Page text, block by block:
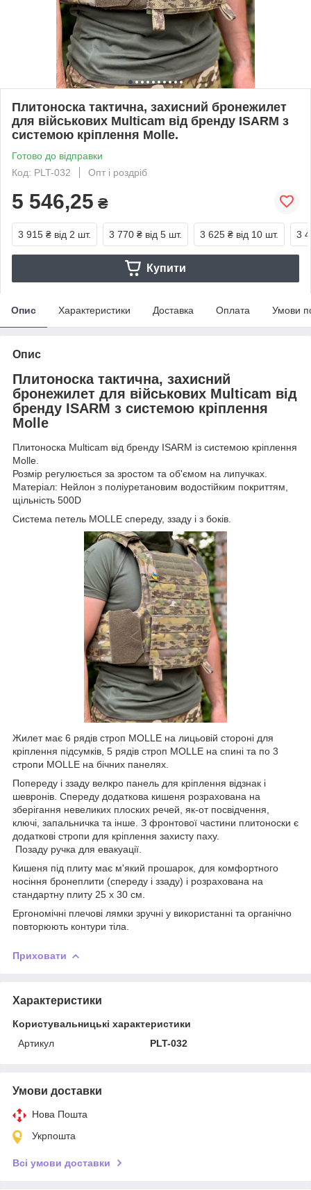
Плитоноска тактична, захисний бронежилет
для військових Multicam від бренду ISARM з
системою кріплення Molle.
Готово до відправки
Код: PLT-032
Опт і роздріб
5 546,25 ₴
3 915 ₴ від 2 шт. 3 770 ₴ від 5 шт. 3 625 ₴ від 10 шт. 3
Купити
Опис Характеристики Доставка Оплата Умови
Опис
Плитоноска тактична, захисний
бронежилет для військових Multicam від
бренду ISARM з системою кріплення
Molle
Плитоноска Multicam від бренду ISARM із системою кріплення
Molle.
Розмір регулюється за зростом та об'ємом на липучках.
Матеріал: Нейлон з поліуретановим водостійким покриттям,
щільність 500D
Система петель MOLLE спереду, ззаду і з боків.
Жилет має 6 рядів строп MOLLE на лицьовій стороні для
кріплення підсумків, 5 рядів строп MOLLE на спині та по 3
стропи MOLLE на бічних панелях.
Попереду і ззаду велкро панель для кріплення відзнак і
шевронів. Спереду додаткова кишеня розрахована на
зберігання невеликих плоских речей, як-от посвідчення,
ключі, запальничка та інше. З фронтової частини плитоноски є
додаткові стропи для кріплення захисту паху.
Позаду ручка для евакуації.
Кишеня під плиту має м'який прошарок, для комфортного
носіння бронеплити (спереду і ззаду) і розрахована на
стандартну плиту 25 х 30 см.
Ергономічні плечові лямки зручні у використанні та органічно
повторюють контури тіла.
Приховати
Характеристики
Користувальницькі характеристики
Артикул
PLT-032
Умови доставки
Нова Пошта
Укрпошта
Всі умови доставки